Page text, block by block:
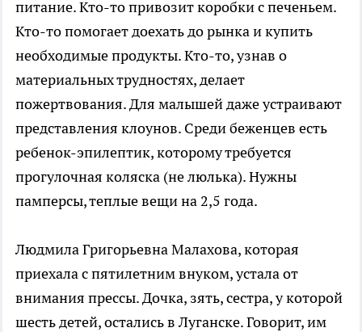
питание. Кто-то привозит коробки с печеньем.
Кто-то помогает доехать до рынка и купить
необходимые продукты. Кто-то, узнав о
материальных трудностях, делает
пожертвования. Для малышей даже устраивают
представления клоунов. Среди беженцев есть
ребенок-эпилептик, которому требуется
прогулочная коляска (не люлька). Нужны
памперсы, теплые вещи на 2,5 года.
Людмила Григорьевна Малахова, которая
приехала с пятилетним внуком, устала от
внимания прессы. Дочка, зять, сестра, у которой
шесть детей, остались в Луганске. Говорит, им